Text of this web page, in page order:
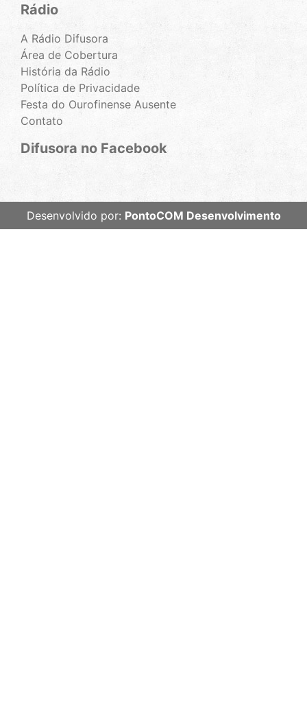
Rádio
A Rádio Difusora
Área de Cobertura
História da Rádio
Política de Privacidade
Festa do Ourofinense Ausente
Contato
Difusora no Facebook
Desenvolvido por: PontoCOM Desenvolvimento